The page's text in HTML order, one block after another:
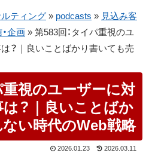
ティング » podcasts » 見込み客
企画 » 第583回：タイパ重視のユ
？｜良いことばかり書いても売
重視のユーザーに対
？｜良いことばか
い時代のWeb戦略
2026.01.23 2026.03.11